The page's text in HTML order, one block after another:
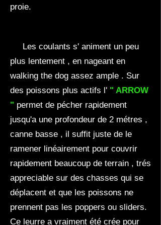
proie.
Les coulants s' animent un peu
plus lentement , en nageant en
walking the dog assez ample . Sur
des poissons plus actifs l' " ARROW
" permet de pécher rapidement
jusqu'a une profondeur de 2 métres ,
canne basse , il suffit juste de le
ramener linéairement pour couvrir
rapidement beaucoup de terrain , trés
appreciable sur des chasses qui se
déplacent et que les poissons ne
prennent pas les poppers ou sliders.
Ce leurre a vraiment été crée pour